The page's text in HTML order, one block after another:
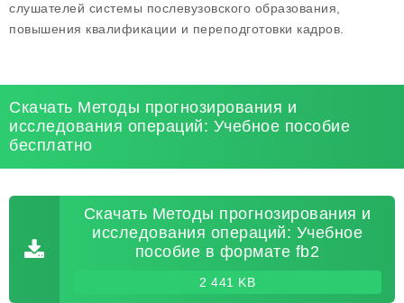
слушателей системы послевузовского образования,
повышения квалификации и переподготовки кадров.
Скачать Методы прогнозирования и
исследования операций: Учебное пособие
бесплатно
Скачать Методы прогнозирования и
исследования операций: Учебное
пособие в формате fb2
2 441 KB